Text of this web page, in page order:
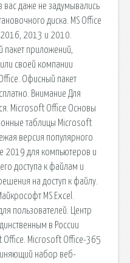
вас даже не задумывались
диска. MS Office
2013 и 2010.
приложений,
своей компании
Офисный пакет
Внимание Для
Microsoft Office Основы
таблицы Microsoft
версия популярного
2019 для компьютеров и
доступа к файлам и
на доступ к файлу.
MS Excel.
пользователей. Центр
в России
Office. Microsoft Office-365
набор веб-